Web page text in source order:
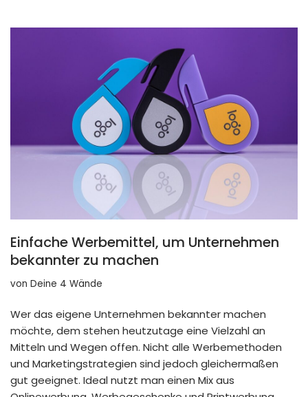
Einfache Werbemittel, um Unternehmen
bekannter zu machen
von Deine 4 Wände
Wer das eigene Unternehmen bekannter machen
möchte, dem stehen heutzutage eine Vielzahl an
Mitteln und Wegen offen. Nicht alle Werbemethoden
und Marketingstrategien sind jedoch gleichermaßen
gut geeignet. Ideal nutzt man einen Mix aus